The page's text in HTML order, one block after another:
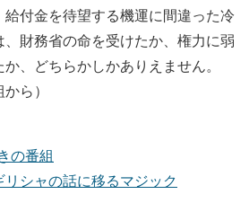
付金を待望する機運に間違った冷
財務省の命を受けたか、権力に弱
、どちらかしかありえません。
ら）
の番組
シャの話に移るマジック